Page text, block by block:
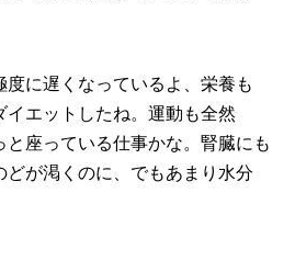
に遅くなっているよ、栄養も
イエットしたね。運動も全然
と座っている仕事かな。腎臓にも
どが渇くのに、でもあまり水分